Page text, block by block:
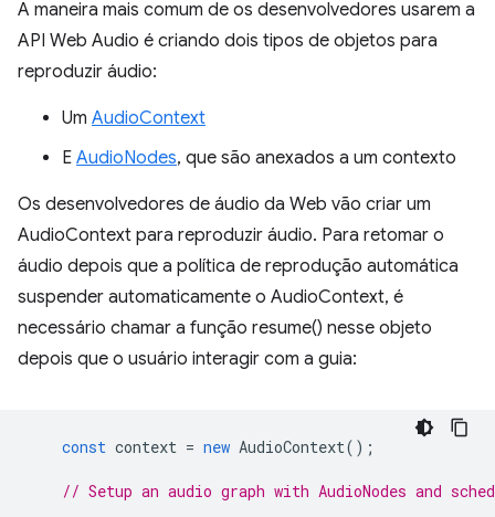
A maneira mais comum de os desenvolvedores usarem a
API Web Audio é criando dois tipos de objetos para
reproduzir áudio:
Um AudioContext
E AudioNodes, que são anexados a um contexto
Os desenvolvedores de áudio da Web vão criar um
AudioContext para reproduzir áudio. Para retomar o
áudio depois que a política de reprodução automática
suspender automaticamente o AudioContext, é
necessário chamar a função resume() nesse objeto
depois que o usuário interagir com a guia:
const context = new AudioContext();
// Setup an audio graph with AudioNodes and